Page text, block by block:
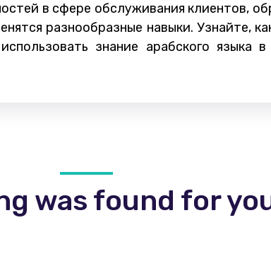
в сфере обслуживания клиентов,
разнообразные навыки. Узнайте,
знание арабского языка
was found for